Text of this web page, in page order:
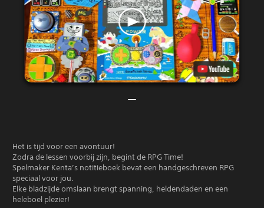
Het is tijd voor een avontuur!
Zodra de lessen voorbij zijn, begint de RPG Time!
Spelmaker Kenta’s notitieboek bevat een handgeschreven RPG
speciaal voor jou.
Elke bladzijde omslaan brengt spanning, heldendaden en een
heleboel plezier!